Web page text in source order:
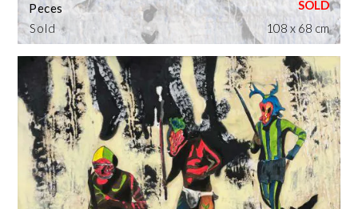
Sold
Peces
108 x 68 cm